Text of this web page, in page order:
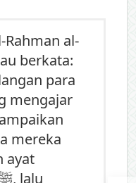
Rahman al-
para
mereka
ayat